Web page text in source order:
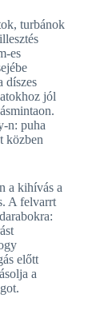
turbánok
es
díszes
jól
n: puha
közben
a kihívás a
A felvarrt
előtt
a